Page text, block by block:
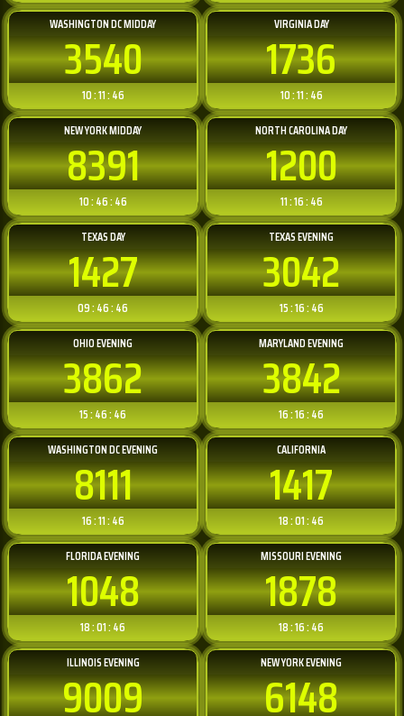
WASHINGTON DC MIDDAY
3540
10 : 11 : 46
VIRGINIA DAY
1736
10 : 11 : 46
NEW YORK MIDDAY
8391
10 : 46 : 46
NORTH CAROLINA DAY
1200
11 : 16 : 46
TEXAS DAY
1427
09 : 46 : 46
TEXAS EVENING
3042
15 : 16 : 46
OHIO EVENING
3862
15 : 46 : 46
MARYLAND EVENING
3842
16 : 16 : 46
WASHINGTON DC EVENING
8111
16 : 11 : 46
CALIFORNIA
1417
18 : 01 : 46
FLORIDA EVENING
1048
18 : 01 : 46
MISSOURI EVENING
1878
18 : 16 : 46
ILLINOIS EVENING
9009
NEW YORK EVENING
6148